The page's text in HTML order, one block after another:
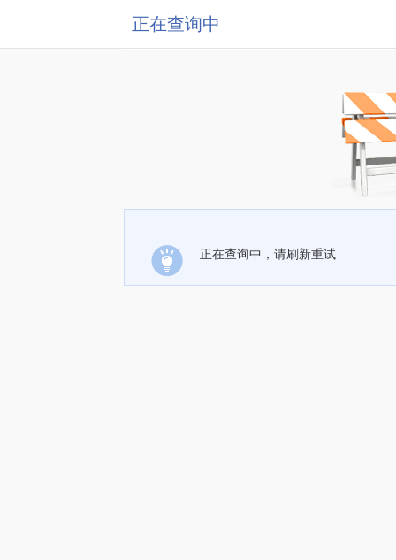
正在查询中
正在查询中，请刷新重试